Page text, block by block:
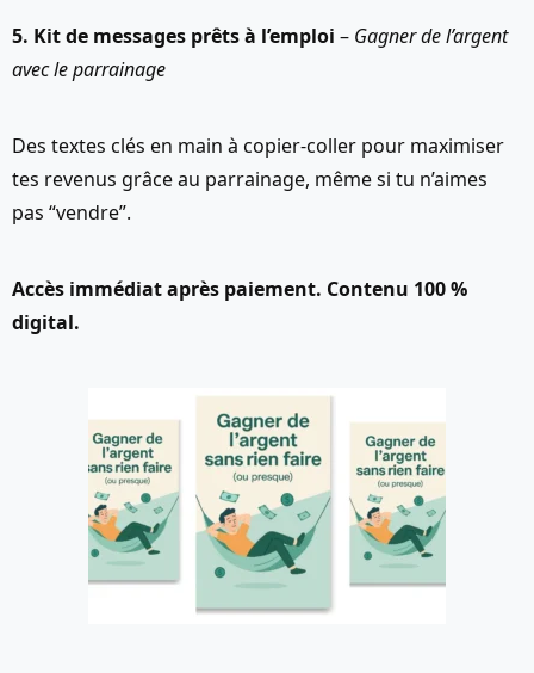
5. Kit de messages prêts à l’emploi – Gagner de l’argent
avec le parrainage
Des textes clés en main à copier-coller pour maximiser
tes revenus grâce au parrainage, même si tu n’aimes
pas “vendre”.
Accès immédiat après paiement. Contenu 100 %
digital.